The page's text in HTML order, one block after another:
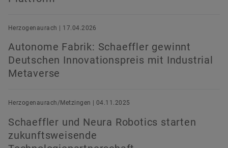
Herzogenaurach | 17.04.2026
Autonome Fabrik: Schaeffler gewinnt
Deutschen Innovationspreis mit Industrial
Metaverse
Herzogenaurach/Metzingen | 04.11.2025
Schaeffler und Neura Robotics starten
zukunftsweisende